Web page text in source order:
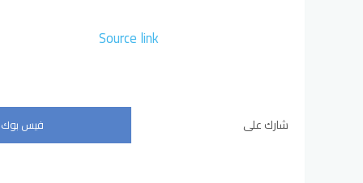
Source link
شارك على فيس بوك